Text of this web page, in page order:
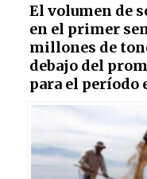
El volumen de
en el primer
millones de
debajo del
para el período